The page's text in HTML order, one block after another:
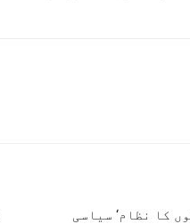
کا نظام‘ سیاسی